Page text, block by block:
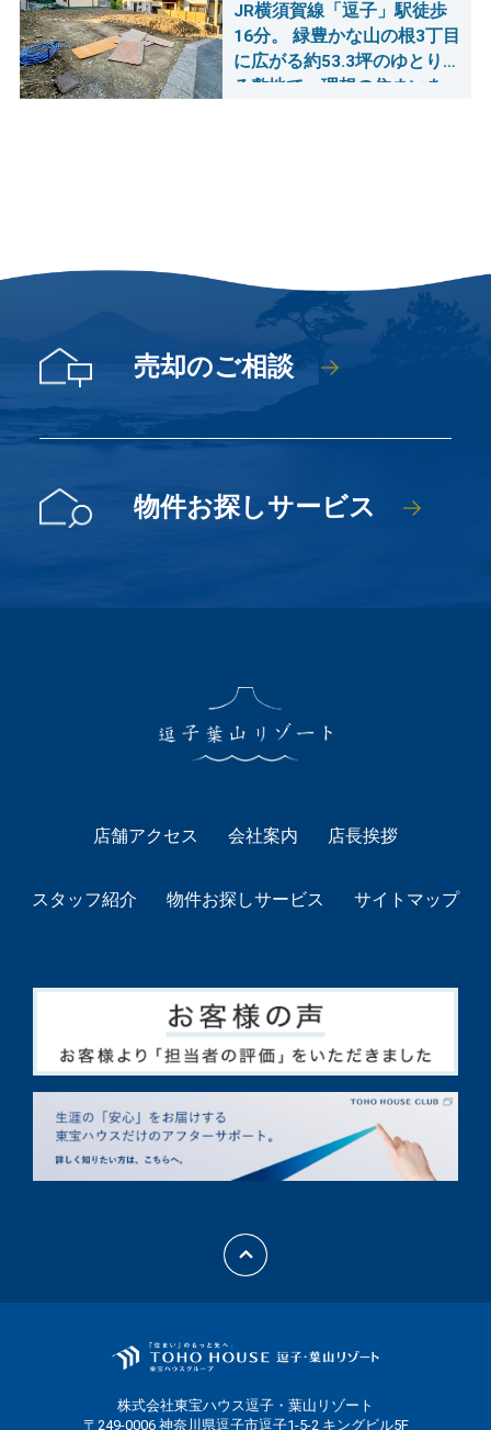
JR横須賀線「逗子」駅徒歩
16分。 緑豊かな山の根3丁目
に広がる約53.3坪のゆとりあ
る敷地で、理想の住まいを
売却のご相談
物件お探しサービス
店舗アクセス 会社案内 店長挨拶
スタッフ紹介 物件お探しサービス サイトマップ
株式会社東宝ハウス逗子・葉山リゾート
〒249-0006 神奈川県逗子市逗子1-5-2 キングビル5F